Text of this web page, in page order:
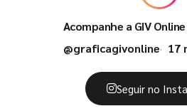
Acompanhe a GIV
@graficagivonline
17
Seguir no